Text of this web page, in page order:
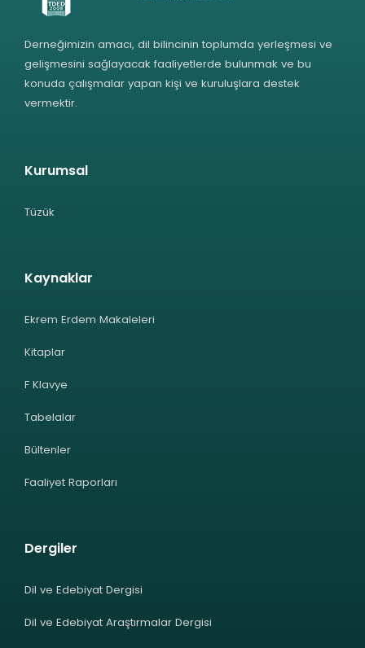
Derneğimizin amacı, dil bilincinin toplumda yerleşmesi ve
gelişmesini sağlayacak faaliyetlerde bulunmak ve bu
konuda çalışmalar yapan kişi ve kuruluşlara destek
vermektir.
Kurumsal
Tüzük
Kaynaklar
Ekrem Erdem Makaleleri
Kitaplar
F Klavye
Tabelalar
Bültenler
Faaliyet Raporları
Dergiler
Dil ve Edebiyat Dergisi
Dil ve Edebiyat Araştırmalar Dergisi